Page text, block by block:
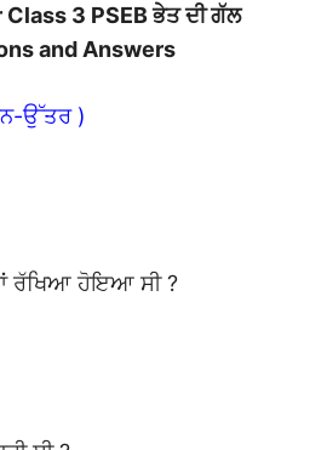
3 PSEB ਭੇਤ ਦੀ ਗੱਲ
and Answers
ਉੱਤਰ )
ਰੱਖਿਆ ਹੋਇਆ ਸੀ ?